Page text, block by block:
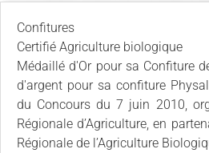
Confitures
Certifié Agriculture biologique
Médaillé d'Or pour sa Confiture
d'argent pour sa confiture
du Concours du 7 juin 2010,
Régionale d’Agriculture, en
Régionale de l’Agriculture